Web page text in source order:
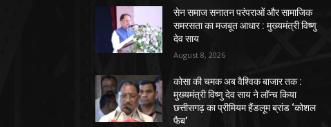
सेन समाज सनातन परंपराओं और सामाजिक
समरसता का मजबूत आधार : मुख्यमंत्री विष्णु
देव साय
August 8, 2026
कोसा की चमक अब वैश्विक बाजार तक :
मुख्यमंत्री विष्णु देव साय ने लॉन्च किया
छत्तीसगढ़ का प्रीमियम हैंडलूम ब्रांड ‘कोशल
फैब’